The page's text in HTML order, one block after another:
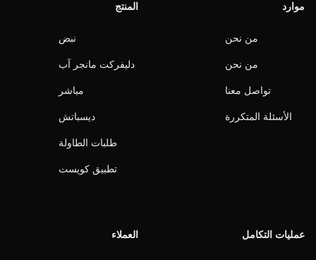
موارد
من نحن
من نحن
تواصل معنا
الأسئلة المتكررة
المنتج
نبض
دليفركت مانجر آب
مباشر
ديسباتش
طلبات الطاولة
تطبيق كويست
عمليات التكامل العملاء